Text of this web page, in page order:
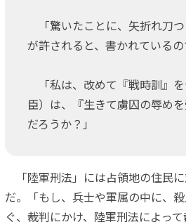
「驚いたことに、矢折れ刀
が許されると、書かれている
「私は、改めて『戦時訓』
臣）は、『生きて虜囚の辱め
だろうか？」
「陸軍刑法」には占領地の住民
だ。「もし、兵士や軍属の中に、
ぐ、裁判にかけ、陸軍刑法によっ